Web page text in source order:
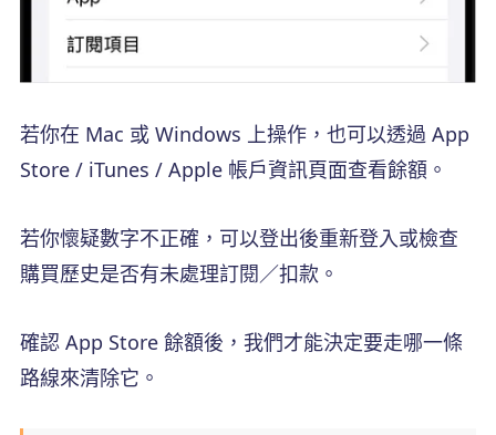
若你在 Mac 或 Windows 上操作，也可以透過 App
Store / iTunes / Apple 帳戶資訊頁面查看餘額。
若你懷疑數字不正確，可以登出後重新登入或檢查
購買歷史是否有未處理訂閱／扣款。
確認 App Store 餘額後，我們才能決定要走哪一條
路線來清除它。